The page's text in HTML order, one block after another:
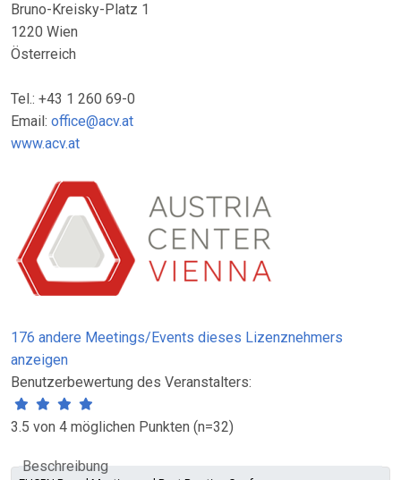
Bruno-Kreisky-Platz 1
1220 Wien
Österreich
Tel.: +43 1 260 69-0
Email: office@acv.at
www.acv.at
176 andere Meetings/Events dieses Lizenznehmers
anzeigen
Benutzerbewertung des Veranstalters:
3.5 von 4 möglichen Punkten (n=32)
Beschreibung